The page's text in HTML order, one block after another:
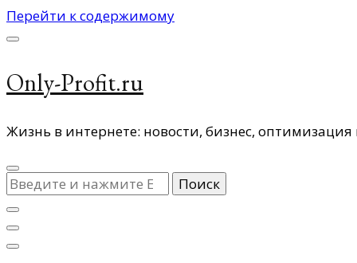
Перейти к содержимому
Only-Profit.ru
Жизнь в интернете: новости, бизнес, оптимизация
Ищите
что-
то?